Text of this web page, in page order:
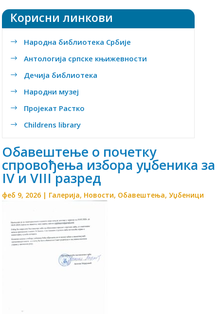
Корисни линкови
$ Народна библиотека Србије
$ Антологија српске књижевности
$ Дечија библиотека
$ Народни музеј
$ Пројекат Растко
$ Childrens library
Обавештење о почетку
спровођења избора уџбеника за
IV и VIII разред
феб 9, 2026 | Галерија, Новости, Обавештења,Уџбеници